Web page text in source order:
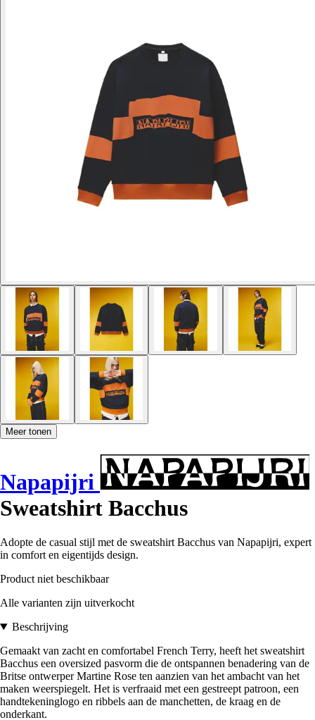
Meer tonen
Napapijri
Sweatshirt Bacchus
Adopte de casual stijl met de sweatshirt Bacchus van Napapijri, expert
in comfort en eigentijds design.
Product niet beschikbaar
Alle varianten zijn uitverkocht
Beschrijving
Gemaakt van zacht en comfortabel French Terry, heeft het sweatshirt
Bacchus een oversized pasvorm die de ontspannen benadering van de
Britse ontwerper Martine Rose ten aanzien van het ambacht van het
maken weerspiegelt. Het is verfraaid met een gestreept patroon, een
handtekeninglogo en ribbels aan de manchetten, de kraag en de
onderkant.